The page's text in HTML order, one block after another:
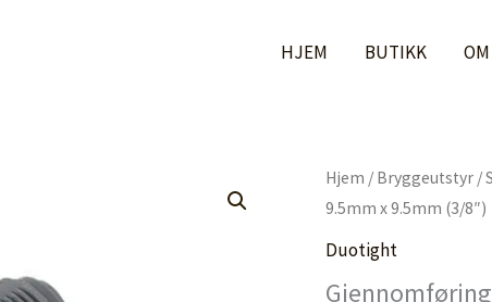
HJEM BUTIKK OM
Hjem / Bryggeutstyr /
9.5mm x 9.5mm (3/8″)
Duotight